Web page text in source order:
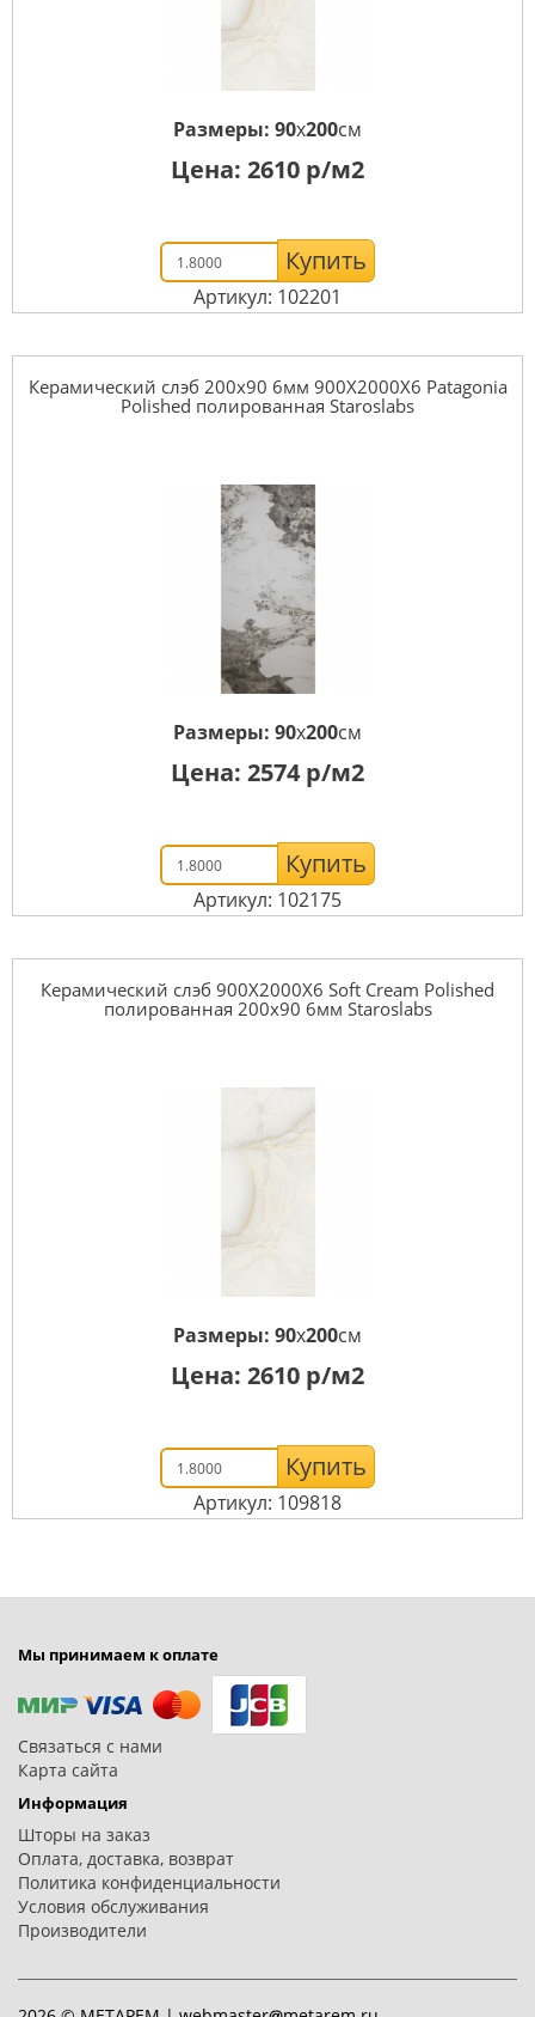
Размеры: 90x200см
Цена: 2610 р/м2
Купить
Артикул: 102201
Керамический слэб 200x90 6мм 900X2000X6 Patagonia
Polished полированная Staroslabs
Размеры: 90x200см
Цена: 2574 р/м2
Купить
Артикул: 102175
Керамический слэб 900X2000X6 Soft Cream Polished
полированная 200x90 6мм Staroslabs
Размеры: 90x200см
Цена: 2610 р/м2
Купить
Артикул: 109818
Мы принимаем к оплате
Связаться с нами
Карта сайта
Информация
Шторы на заказ
Оплата, доставка, возврат
Политика конфиденциальности
Условия обслуживания
Производители